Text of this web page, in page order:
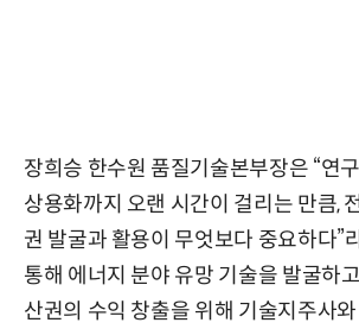
장희승 한수원 품질기술본부장은 “연
상용화까지 오랜 시간이 걸리는 만큼,
권 발굴과 활용이 무엇보다 중요하다”
통해 에너지 분야 유망 기술을 발굴하
산권의 수익 창출을 위해 기술지주사